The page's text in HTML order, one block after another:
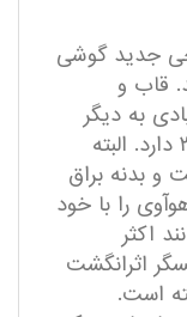
جدید گوشی
قاب و
به دیگر
محصولات میان‌رده مانند سری نوا ۳ دارد. البته
و بدنه براق
را با خود
اکثر
اثرانگشت
است.